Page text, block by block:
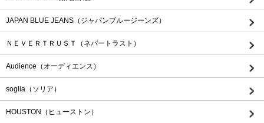
JAPAN BLUE JEANS（ジャパンブルージーンズ）
ＮＥＶＥＲＴＲＵＳＴ（ネバートラスト）
Audience（オーディエンス）
soglia（ソリア）
HOUSTON（ヒューストン）